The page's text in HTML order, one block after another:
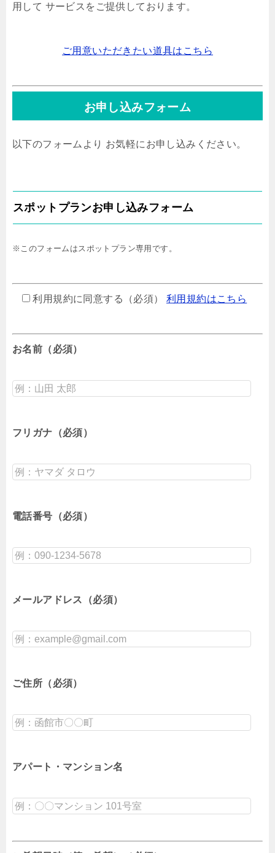
用して サービスをご提供しております。
ご用意いただきたい道具はこちら
お申し込みフォーム
以下のフォームより お気軽にお申し込みください。
スポットプランお申し込みフォーム
※このフォームはスポットプラン専用です。
利用規約に同意する（必須）利用規約はこちら
お名前（必須）
フリガナ（必須）
電話番号（必須）
メールアドレス（必須）
ご住所（必須）
アパート・マンション名